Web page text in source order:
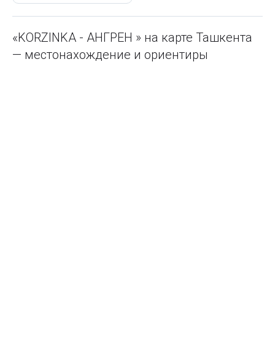
«KORZINKA - АНГРЕН » на карте Ташкента
— местонахождение и ориентиры